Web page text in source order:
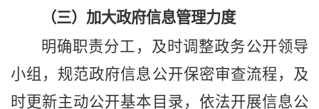
（三）加大政府信息管理力度
明确职责分工，及时调整政务公开领导
小组，规范政府信息公开保密审查流程，及
时更新主动公开基本目录，依法开展信息公